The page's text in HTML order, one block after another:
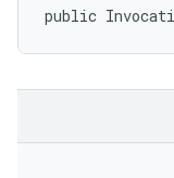
public